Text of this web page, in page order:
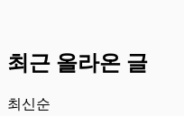
최근 올라온 글
최신순